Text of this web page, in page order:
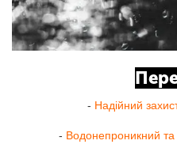
- Надійний
- Водонепроникний та